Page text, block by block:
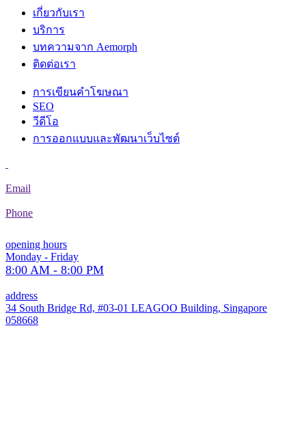
เกี่ยวกับเรา
บริการ
บทความจาก Aemorph
ติดต่อเรา
การเขียนคำโฆษณา
SEO
วีดีโอ
การออกแบบและพัฒนาเว็บไซต์
Email
Phone
opening hours
Monday - Friday
8:00 AM - 8:00 PM
address
34 South Bridge Rd, #03-01 LEAGOO Building, Singapore
058668